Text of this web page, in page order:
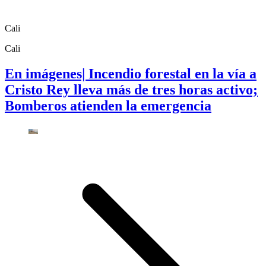
Cali
Cali
En imágenes| Incendio forestal en la vía a
Cristo Rey lleva más de tres horas activo;
Bomberos atienden la emergencia